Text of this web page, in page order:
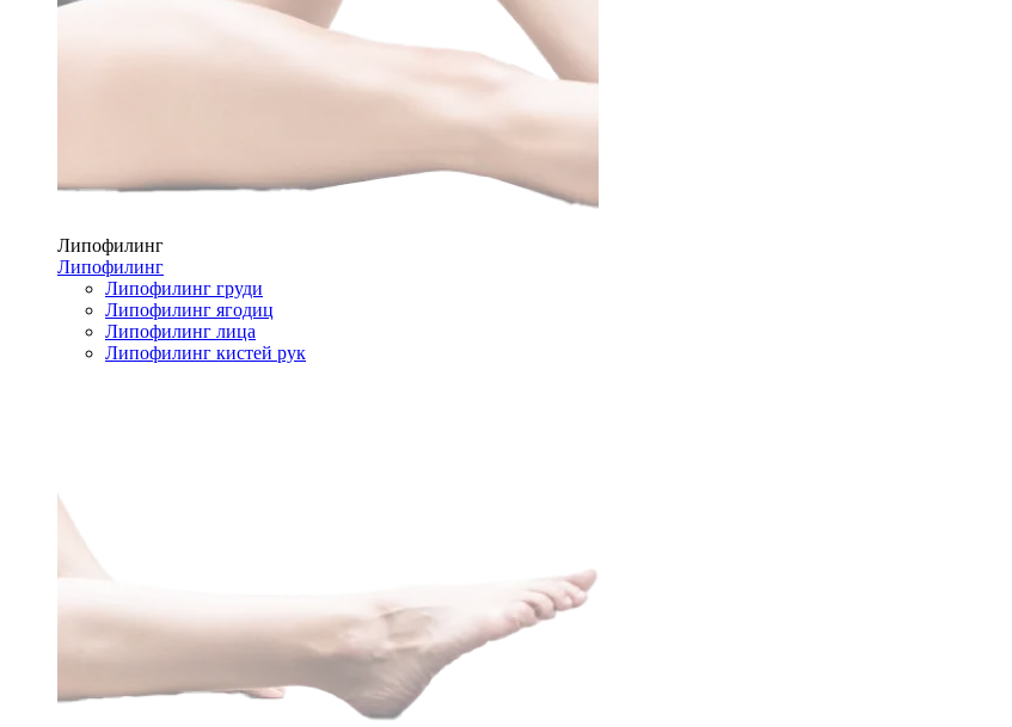
Липофилинг
Липофилинг
Липофилинг груди
Липофилинг ягодиц
Липофилинг лица
Липофилинг кистей рук